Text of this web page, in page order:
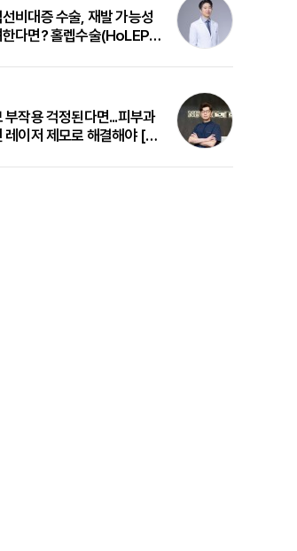
비대증 수술, 재발 가능성
한다면? 홀렙수술(HoLEP)
부작용 걱정된다면...피부과
레이저 제모로 해결해야 [변